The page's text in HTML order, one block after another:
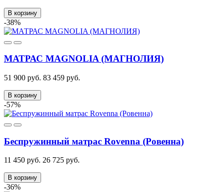
В корзину
-38%
МАТРАС MAGNOLIA (МАГНОЛИЯ)
51 900 руб. 83 459 руб.
В корзину
-57%
Беспружинный матрас Rovenna (Ровенна)
11 450 руб. 26 725 руб.
В корзину
-36%